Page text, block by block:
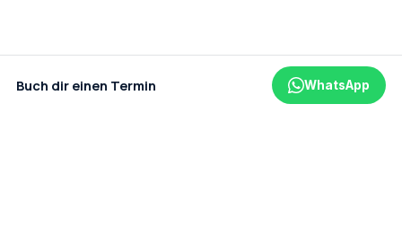
Buch dir einen Termin WhatsApp